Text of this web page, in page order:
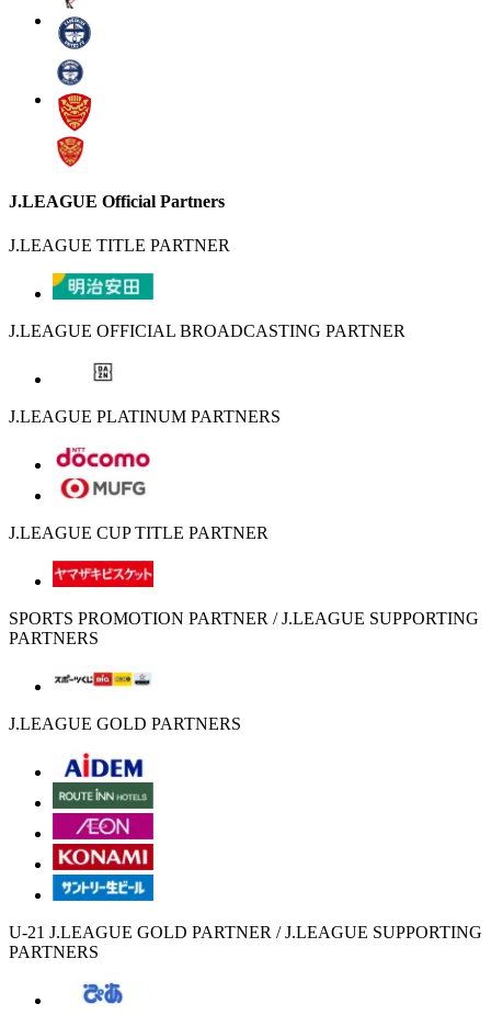
J.LEAGUE Official Partners
J.LEAGUE TITLE PARTNER
J.LEAGUE OFFICIAL BROADCASTING PARTNER
J.LEAGUE PLATINUM PARTNERS
J.LEAGUE CUP TITLE PARTNER
SPORTS PROMOTION PARTNER / J.LEAGUE SUPPORTING
PARTNERS
J.LEAGUE GOLD PARTNERS
U-21 J.LEAGUE GOLD PARTNER / J.LEAGUE SUPPORTING
PARTNERS